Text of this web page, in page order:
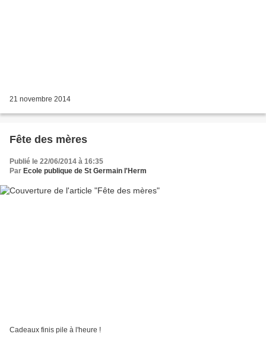
21 novembre 2014
Fête des mères
Publié le 22/06/2014 à 16:35
Par Ecole publique de St Germain l'Herm
Cadeaux finis pile à l'heure !